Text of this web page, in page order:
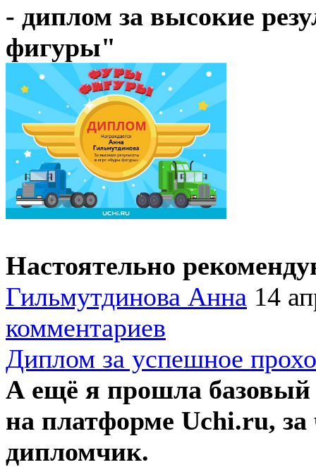
- диплом за высокие
фигуры"
Настоятельно
Гильмутдинова Анна 14
комментариев
Диплом за успешное
А ещё я прошла базовый
на платформе Uchi.ru, за
дипломчик.